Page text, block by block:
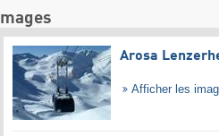
Images
Arosa
Afficher les